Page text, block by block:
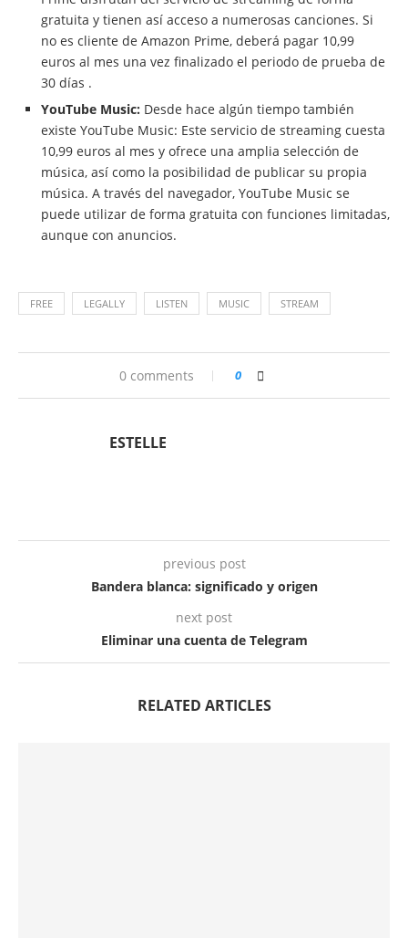
gratuita y tienen así acceso a numerosas canciones. Si
no es cliente de Amazon Prime, deberá pagar 10,99
euros al mes una vez finalizado el periodo de prueba de
30 días .
YouTube Music: Desde hace algún tiempo también
existe YouTube Music: Este servicio de streaming cuesta
10,99 euros al mes y ofrece una amplia selección de
música, así como la posibilidad de publicar su propia
música. A través del navegador, YouTube Music se
puede utilizar de forma gratuita con funciones limitadas,
aunque con anuncios.
FREE LEGALLY LISTEN MUSIC STREAM
0 comments 0
ESTELLE
previous post
Bandera blanca: significado y origen
next post
Eliminar una cuenta de Telegram
RELATED ARTICLES